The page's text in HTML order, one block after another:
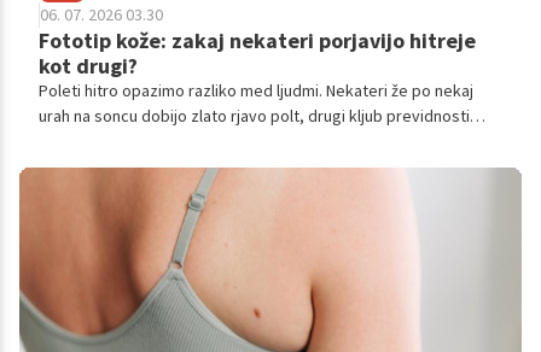
06. 07. 2026 03.30
Fototip kože: zakaj nekateri porjavijo hitreje
kot drugi?
Poleti hitro opazimo razliko med ljudmi. Nekateri že po nekaj
urah na soncu dobijo zlato rjavo polt, drugi kljub previdnosti
sprašujejo, ali je mogoče kožo 'navaditi' na sonce ali pa je vse
odvisno od genetike.